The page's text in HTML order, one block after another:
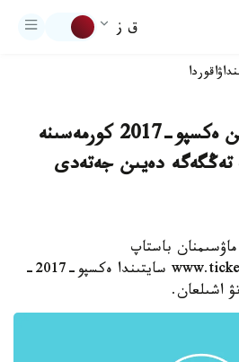
ق ز
اقوردا
قازاقستاندىقتار ءۇشىن ەكسپو-2017 كورمەسىنە
قازاقپارات - 10- ماۋسىمنان باستاپ
www.tickets.expo2017astana.com سايتىندا ەكسپو-2017-
اشىلعان.